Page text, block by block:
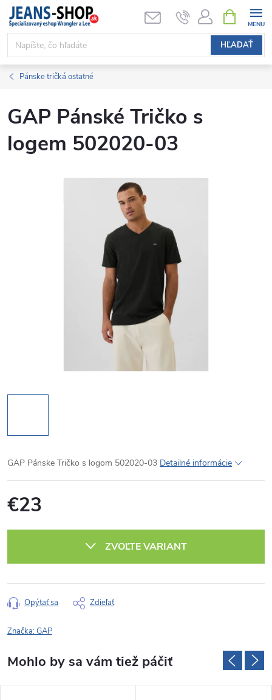
Prejsť
obsah
HĽADAŤ
KOŠÍK
Pánske tričká ostatné
GAP Pánské Tričko s
logem 502020-03
GAP Pánske Tričko s logom 502020-03 Detailné informácie
€23
ZVOĽTE VARIANT
Opýtať sa Zdieľať
Značka:GAP